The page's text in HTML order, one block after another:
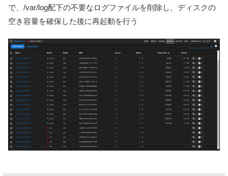
で、/var/log配下の不要なログファイルを削除し、ディスクの
空き容量を確保した後に再起動を行う